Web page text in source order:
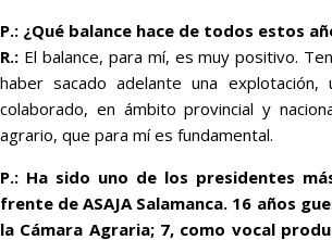
P.: ¿Qué balance hace de todos estos
R.: El balance, para mí, es muy positivo.
haber sacado adelante una explotación,
colaborado, en ámbito provincial y
agrario, que para mí es fundamental.
P.: Ha sido uno de los presidentes
frente de ASAJA Salamanca. 16 años
la Cámara Agraria; 7, como vocal